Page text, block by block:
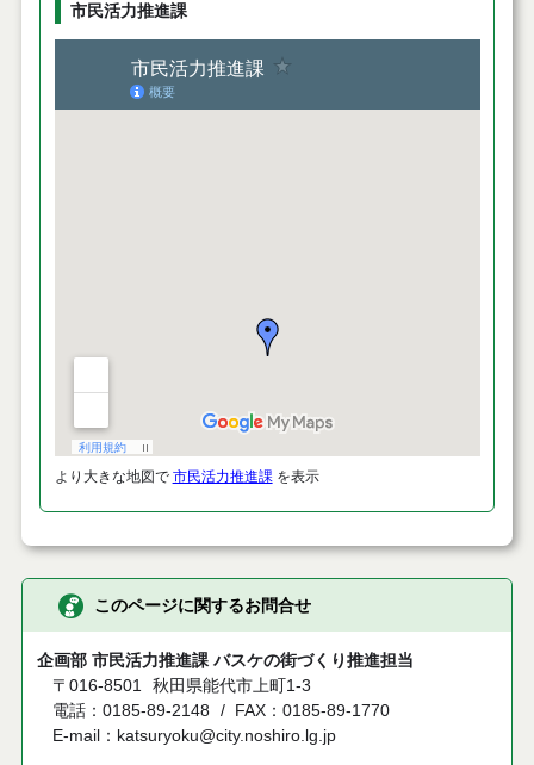
市民活力推進課
より大きな地図で 市民活力推進課を表示
このページに関するお問合せ
企画部 市民活力推進課 バスケの街づくり推進担当
〒016-8501
秋田県能代市上町1-3
電話：0185-89-2148
FAX：0185-89-1770
E-mail：katsuryoku@city.noshiro.lg.jp